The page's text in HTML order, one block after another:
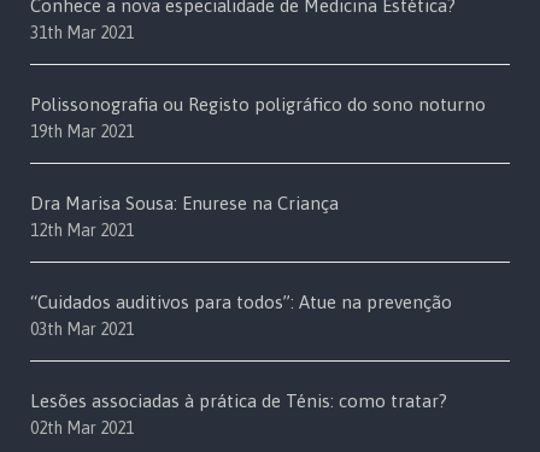
Conhece a nova especialidade de Medicina Estética?
31th Mar 2021
Polissonografia ou Registo poligráfico do sono noturno
19th Mar 2021
Dra Marisa Sousa: Enurese na Criança
12th Mar 2021
“Cuidados auditivos para todos”: Atue na prevenção
03th Mar 2021
Lesões associadas à prática de Ténis: como tratar?
02th Mar 2021